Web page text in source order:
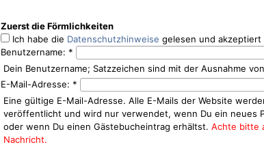
Zuerst die Förmlichkeiten
Ich habe die Datenschutzhinweise gelesen und akzeptiert
Benutzername: *
Dein Benutzername; Satzzeichen sind mit der Ausnahme
E-Mail-Adresse: *
Eine gültige E-Mail-Adresse. Alle E-Mails der Website
veröffentlicht und wird nur verwendet, wenn Du ein neues
oder wenn Du einen Gästebucheintrag erhältst. Achte bitte
Nachricht.